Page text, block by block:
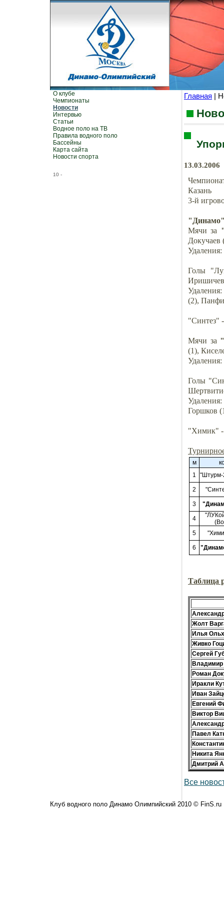
О клубе
Чемпионаты
Новости
Интервью
Статьи
Водное поло на ТВ
Правила водного поло
Бассейны
Карта сайта
Новости спорта
10 -
Главная |
13.03.2006
Казань
3-й
Мячи за
Докучаев
Голы
(2),
"Синтез"
Мячи за
(1),
Голы
Горшков
"Химик" -
м
1
"Штурм-
2
3
4
5
6
Таблица
Жолт
Илья
Живко
Сергей
Роман
Иракли
Иван
Евгений
Виктор
Павел
Никита
Дмитрий
Все
Клуб водного поло Динамо Олимпийский 2010 © FinS.ru